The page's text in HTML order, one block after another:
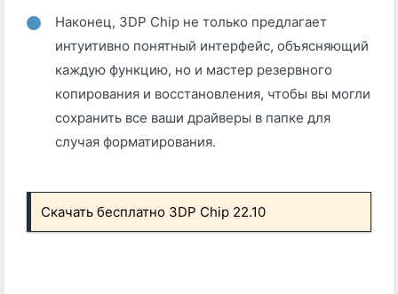
Наконец, 3DP Chip не только предлагает
интуитивно понятный интерфейс, объясняющий
каждую функцию, но и мастер резервного
копирования и восстановления, чтобы вы могли
сохранить все ваши драйверы в папке для
случая форматирования.
Скачать бесплатно 3DP Chip 22.10